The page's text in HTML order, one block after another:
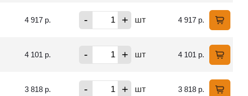
4 917 р. - + шт 4 917 р.
4 101 р. - + шт 4 101 р.
3 818 р. - + шт 3 818 р.